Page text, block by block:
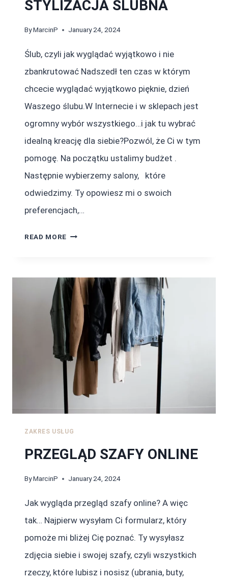
STYLIZACJA ŚLUBNA
ByMarcinP January 24, 2024
Ślub, czyli jak wyglądać wyjątkowo i nie
zbankrutować Nadszedł ten czas w którym
chcecie wyglądać wyjątkowo pięknie, dzień
Waszego ślubu.W Internecie i w sklepach jest
ogromny wybór wszystkiego…i jak tu wybrać
idealną kreację dla siebie?Pozwól, że Ci w tym
pomogę. Na początku ustalimy budżet .
Następnie wybierzemy salony, które
odwiedzimy. Ty opowiesz mi o swoich
preferencjach,…
READ MORE STYLIZACJA
ZAKRES USŁUG
PRZEGLĄD SZAFY ONLINE
ByMarcinP January 24, 2024
Jak wygląda przegląd szafy online? A więc
tak… Najpierw wysyłam Ci formularz, który
pomoże mi bliżej Cię poznać. Ty wysyłasz
zdjęcia siebie i swojej szafy, czyli wszystkich
rzeczy, które lubisz i nosisz (ubrania, buty,